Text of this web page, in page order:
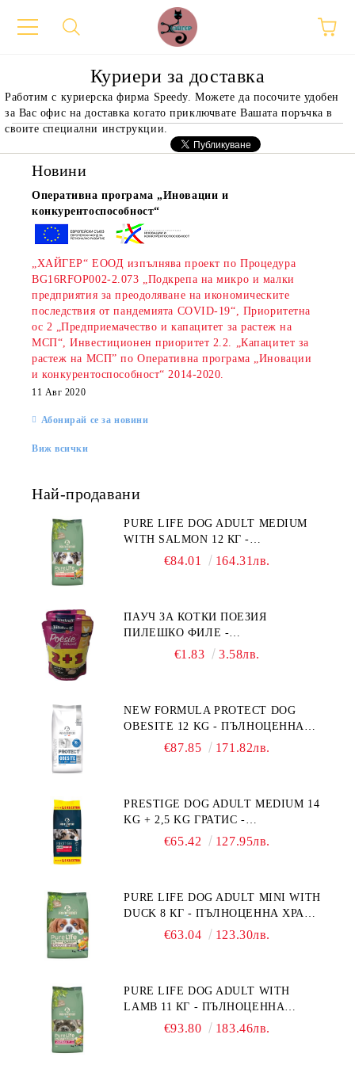
Flatazor,
Куриери за доставка
Работим с куриерска фирма Speedy. Можете да посочите удобен
за Вас офис на доставка когато приключвате Вашата поръчка в
своите специални инструкции.
Новини
Оперативна програма „Иновации и
конкурентоспособност“
„ХАЙГЕР“ ЕООД изпълнява проект по Процедура
BG16RFOP002-2.073 „Подкрепа на микро и малки
предприятия за преодоляване на икономическите
последствия от пандемията COVID-19“, Приоритетна
ос 2 „Предприемачество и капацитет за растеж на
МСП“, Инвестиционен приоритет 2.2. „Капацитет за
растеж на МСП” по Оперативна програма „Иновации
и конкурентоспособност“ 2014-2020.
11 Авг 2020
Абонирай се за новини
Виж всички
Най-продавани
PURE LIFE DOG ADULT MEDIUM
WITH SALMON 12 КГ -
ПЪЛНОЦЕННА ХРАНА ЗА
БЕЗ ЗЪРНО, БЕЗ ГЛУТЕН.
ПРОИЗВЕДЕНА ВЪВ ФРАНЦИЯ.
€84.01 164.31лв.
ПАУЧ ЗА КОТКИ ПОЕЗИЯ
ПИЛЕШКО ФИЛЕ -
ПРОМОКОМПЛЕКТ 3 БР.
€1.83 3.58лв.
NEW FORMULA PROTECT DOG
OBESITE 12 KG - ПЪЛНОЦЕННА
ДИЕТИЧНА ХРАНА ЗА КУЧЕТА
"РЕГУЛИРАНЕ НА ВНОСА НА
ГЛЮКОЗА (DIABETES MELLITUS)."
€87.85 171.82лв.
PRESTIGE DOG ADULT MEDIUM 14
KG + 2,5 KG ГРАТИС -
ПЪЛНОЦЕННА ХРАНА ЗА
€65.42 127.95лв.
PURE LIFE DOG ADULT MINI WITH
DUCK 8 КГ - ПЪЛНОЦЕННА ХРАНА
ЗА ПОРАСНАЛИ КУЧЕТА ОТ
ГЛУТЕН. ПРОИЗВЕДЕНА ВЪВ
ФРАНЦИЯ.
€63.04 123.30лв.
PURE LIFE DOG ADULT WITH
LAMB 11 КГ - ПЪЛНОЦЕННА
ХРАНА ЗА ПОРАСНАЛИ КУЧЕТА С
€93.80 183.46лв.